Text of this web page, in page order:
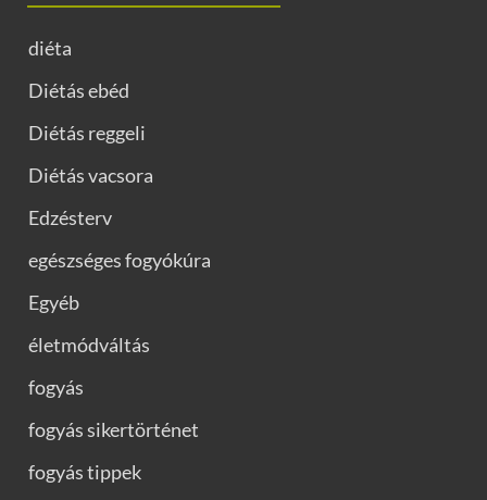
diéta
Diétás ebéd
Diétás reggeli
Diétás vacsora
Edzésterv
egészséges fogyókúra
Egyéb
életmódváltás
fogyás
fogyás sikertörténet
fogyás tippek